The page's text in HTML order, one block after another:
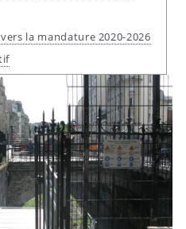
la mandature 2020-2026